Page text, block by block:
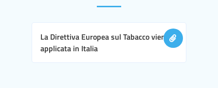
La Direttiva Europea sul Tabacco viene
applicata in Italia